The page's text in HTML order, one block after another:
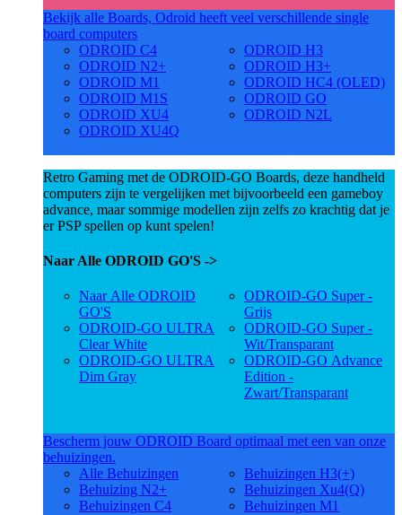
Bekijk alle Boards, Odroid heeft veel verschillende single
board computers
ODROID C4
ODROID N2+
ODROID M1
ODROID M1S
ODROID XU4
ODROID XU4Q
ODROID H3
ODROID H3+
ODROID HC4 (OLED)
ODROID GO
ODROID N2L
Retro Gaming met de ODROID-GO Boards, deze handheld
computers zijn te vergelijken met bijvoorbeeld een gameboy
advance, maar sommige modellen zijn zelfs zo krachtig dat je
er PSP spellen op kunt spelen!
Naar Alle ODROID GO'S ->
Naar Alle ODROID
GO'S
ODROID-GO ULTRA
Clear White
ODROID-GO ULTRA
Dim Gray
ODROID-GO Super -
Grijs
ODROID-GO Super -
Wit/Transparant
ODROID-GO Advance
Edition -
Zwart/Transparant
Bescherm jouw ODROID Board optimaal met een van onze
behuizingen.
Alle Behuizingen
Behuizing N2+
Behuizingen C4
Behuizingen H3(+)
Behuizingen Xu4(Q)
Behuizingen M1